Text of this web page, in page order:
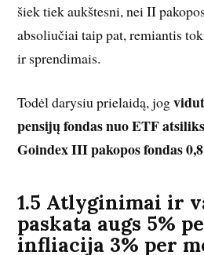
šiek tiek aukštesni, nei II
absoliučiai taip pat, remiantis
ir sprendimais.
Todėl darysiu prielaidą, jog
pensijų fondas nuo ETF
Goindex III pakopos fondas
1.5 Atlyginimai ir
paskata augs 5%
infliacija 3% per